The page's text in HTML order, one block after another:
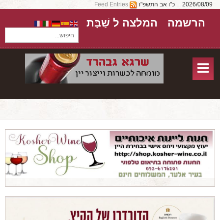
כ"ו אב התשפ"ו Feed Entries
חיפוש...
הרשמה המלצה ל שַׁבָּת
אודות
שירותים
יקבים
מאמרים
טורים על יקבים